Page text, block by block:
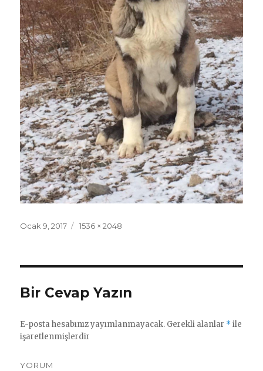
Yayın
Ocak 9, 2017
Tam
1536 × 2048
Bir Cevap Yazın
E-posta hesabınız yayımlanmayacak. Gerekli alanlar *ile
işaretlenmişlerdir
YORUM